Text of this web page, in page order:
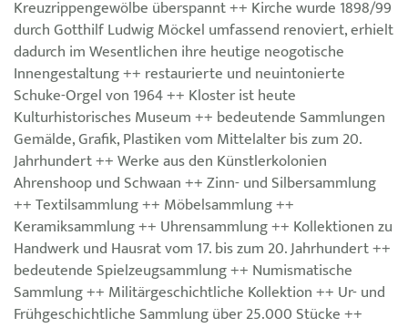
Kreuzrippengewölbe überspannt ++ Kirche wurde 1898/99
durch Gotthilf Ludwig Möckel umfassend renoviert, erhielt
dadurch im Wesentlichen ihre heutige neogotische
Innengestaltung ++ restaurierte und neuintonierte
Schuke-Orgel von 1964 ++ Kloster ist heute
Kulturhistorisches Museum ++ bedeutende Sammlungen
Gemälde, Grafik, Plastiken vom Mittelalter bis zum 20.
Jahrhundert ++ Werke aus den Künstlerkolonien
Ahrenshoop und Schwaan ++ Zinn- und Silbersammlung
++ Textilsammlung ++ Möbelsammlung ++
Keramiksammlung ++ Uhrensammlung ++ Kollektionen zu
Handwerk und Hausrat vom 17. bis zum 20. Jahrhundert ++
bedeutende Spielzeugsammlung ++ Numismatische
Sammlung ++ Militärgeschichtliche Kollektion ++ Ur- und
Frühgeschichtliche Sammlung über 25.000 Stücke ++